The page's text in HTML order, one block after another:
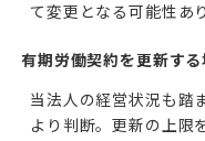
て変更となる可能性あ
有期労働契約を更新す
当法人の経営状況も踏
より判断。更新の上限